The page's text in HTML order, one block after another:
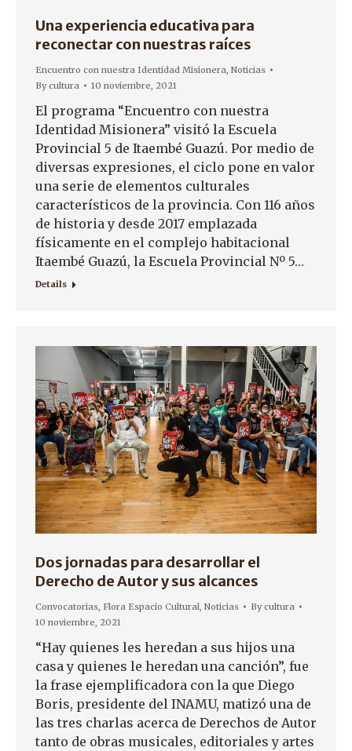
Una experiencia educativa para
reconectar con nuestras raíces
Encuentro con nuestra Identidad Misionera, Noticias
Bycultura 10 noviembre, 2021
El programa “Encuentro con nuestra
Identidad Misionera” visitó la Escuela
Provincial 5 de Itaembé Guazú. Por medio de
diversas expresiones, el ciclo pone en valor
una serie de elementos culturales
característicos de la provincia. Con 116 años
de historia y desde 2017 emplazada
físicamente en el complejo habitacional
Itaembé Guazú, la Escuela Provincial Nº 5…
Details
Dos jornadas para desarrollar el
Derecho de Autor y sus alcances
Convocatorias, Flora Espacio Cultural, Noticias Bycultura
10 noviembre, 2021
“Hay quienes les heredan a sus hijos una
casa y quienes le heredan una canción”, fue
la frase ejemplificadora con la que Diego
Boris, presidente del INAMU, matizó una de
las tres charlas acerca de Derechos de Autor
tanto de obras musicales, editoriales y artes